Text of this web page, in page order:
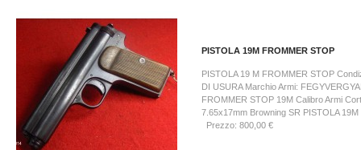
PISTOLA 19M FROMMER STOP
PISTOLA 19 M FROMMER STOP
DI USURA Marchio Armi:
FROMMER STOP 19M Calibro Armi
7.65x17mm Browning SR PISTOLA
Prezzo: 800,00 €